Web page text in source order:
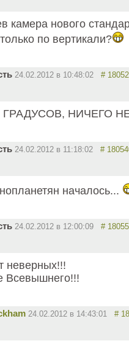
камера нового
по вертикали?
24.02.2012 в 10:48:02 #
ГРАДУСОВ, НИЧЕГО
24.02.2012 в 11:18:02 #
началось...
24.02.2012 в 12:00:09 #
неверных!!!
Всевышнего!!!
24.02.2012 в 14:43:01 #